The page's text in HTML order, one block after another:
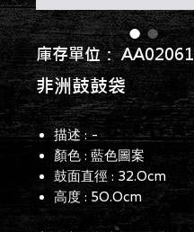
庫存單位： AA02061
非洲鼓鼓袋
描述 : -
顏色 : 藍色圖案
鼓面直徑 : 32.0cm
高度 : 50.0cm